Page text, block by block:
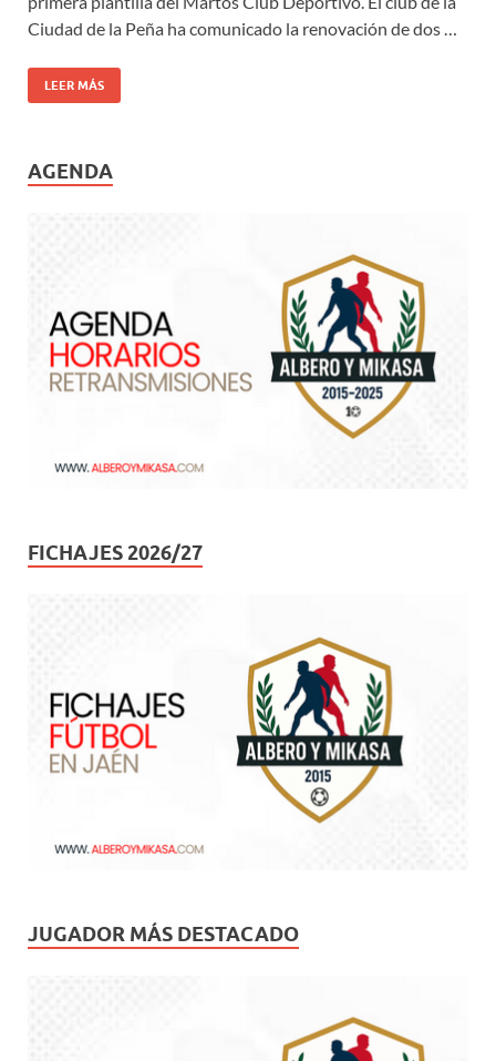
Ciudad de la Peña ha comunicado la renovación de dos …
LEER MÁS
AGENDA
FICHAJES 2026/27
JUGADOR MÁS DESTACADO